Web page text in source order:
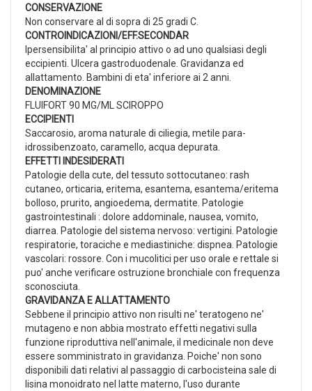
CONSERVAZIONE
Non conservare al di sopra di 25 gradi C.
CONTROINDICAZIONI/EFF.SECONDAR
Ipersensibilita' al principio attivo o ad uno qualsiasi degli
eccipienti. Ulcera gastroduodenale. Gravidanza ed
allattamento. Bambini di eta' inferiore ai 2 anni.
DENOMINAZIONE
FLUIFORT 90 MG/ML SCIROPPO
ECCIPIENTI
Saccarosio, aroma naturale di ciliegia, metile para-
idrossibenzoato, caramello, acqua depurata.
EFFETTI INDESIDERATI
Patologie della cute, del tessuto sottocutaneo: rash
cutaneo, orticaria, eritema, esantema, esantema/eritema
bolloso, prurito, angioedema, dermatite. Patologie
gastrointestinali : dolore addominale, nausea, vomito,
diarrea. Patologie del sistema nervoso: vertigini. Patologie
respiratorie, toraciche e mediastiniche: dispnea. Patologie
vascolari: rossore. Con i mucolitici per uso orale e rettale si
puo' anche verificare ostruzione bronchiale con frequenza
sconosciuta.
GRAVIDANZA E ALLATTAMENTO
Sebbene il principio attivo non risulti ne' teratogeno ne'
mutageno e non abbia mostrato effetti negativi sulla
funzione riproduttiva nell'animale, il medicinale non deve
essere somministrato in gravidanza. Poiche' non sono
disponibili dati relativi al passaggio di carbocisteina sale di
lisina monoidrato nel latte materno, l'uso durante